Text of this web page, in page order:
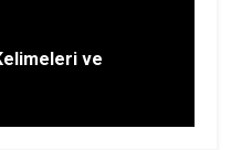
ve